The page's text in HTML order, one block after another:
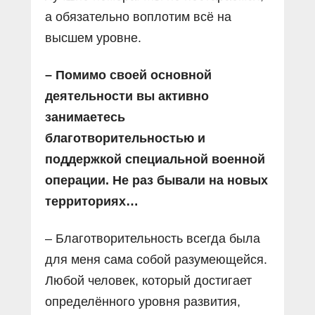
а обязательно воплотим всё на
высшем уровне.
– Помимо своей основной
деятельности вы активно
занимаетесь
благотворительностью и
поддержкой специальной военной
операции. Не раз бывали на новых
территориях…
– Благотворительность всегда была
для меня сама собой разумеющейся.
Любой человек, который достигает
определённого уровня развития,